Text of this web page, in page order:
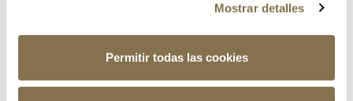
Mostrar detalles
Permitir todas las cookies